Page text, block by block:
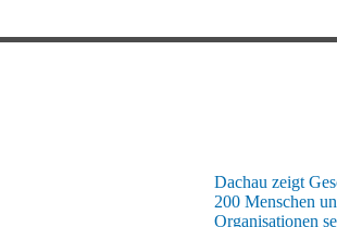
Dachau zeigt
200 Menschen
Organisationen